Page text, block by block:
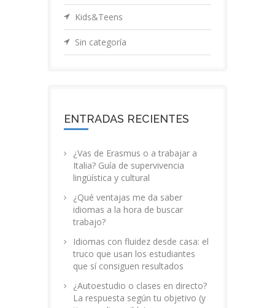
Kids&Teens
Sin categoría
ENTRADAS RECIENTES
¿Vas de Erasmus o a trabajar a
Italia? Guía de supervivencia
lingüística y cultural
¿Qué ventajas me da saber
idiomas a la hora de buscar
trabajo?
Idiomas con fluidez desde casa: el
truco que usan los estudiantes
que sí consiguen resultados
¿Autoestudio o clases en directo?
La respuesta según tu objetivo (y